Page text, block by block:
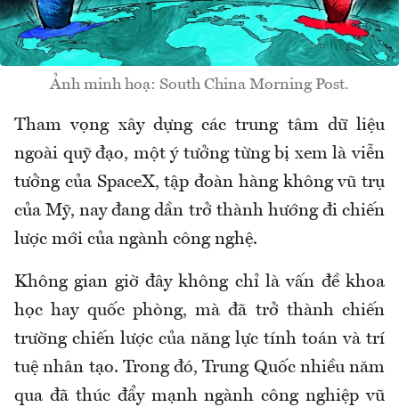
Ảnh minh hoạ: South China Morning Post.
Tham vọng xây dựng các trung tâm dữ liệu
ngoài quỹ đạo, một ý tưởng từng bị xem là viễn
tưởng của SpaceX, tập đoàn hàng không vũ trụ
của Mỹ, nay đang dần trở thành hướng đi chiến
lược mới của ngành công nghệ.
Không gian giờ đây không chỉ là vấn đề khoa
học hay quốc phòng, mà đã trở thành chiến
trường chiến lược của năng lực tính toán và trí
tuệ nhân tạo. Trong đó, Trung Quốc nhiều năm
qua đã thúc đẩy mạnh ngành công nghiệp vũ